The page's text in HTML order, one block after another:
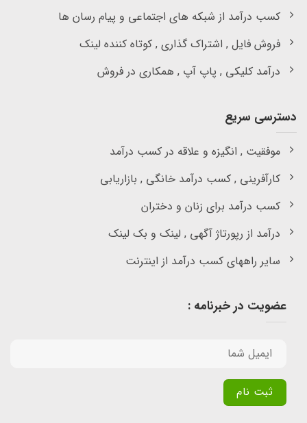
کسب درآمد از شبکه های اجتماعی و پیام رسان ها
فروش فایل , اشتراک گذاری , کوتاه کننده لینک
درآمد کلیکی , پاپ آپ , همکاری در فروش
دسترسی سریع
موفقیت , انگیزه و علاقه در کسب درآمد
کارآفرینی , کسب درآمد خانگی , بازاریابی
کسب درآمد برای زنان و دختران
درآمد از رپورتاژ آگهی , لینک و بک لینک
سایر راههای کسب درآمد از اینترنت
عضویت در خبرنامه :